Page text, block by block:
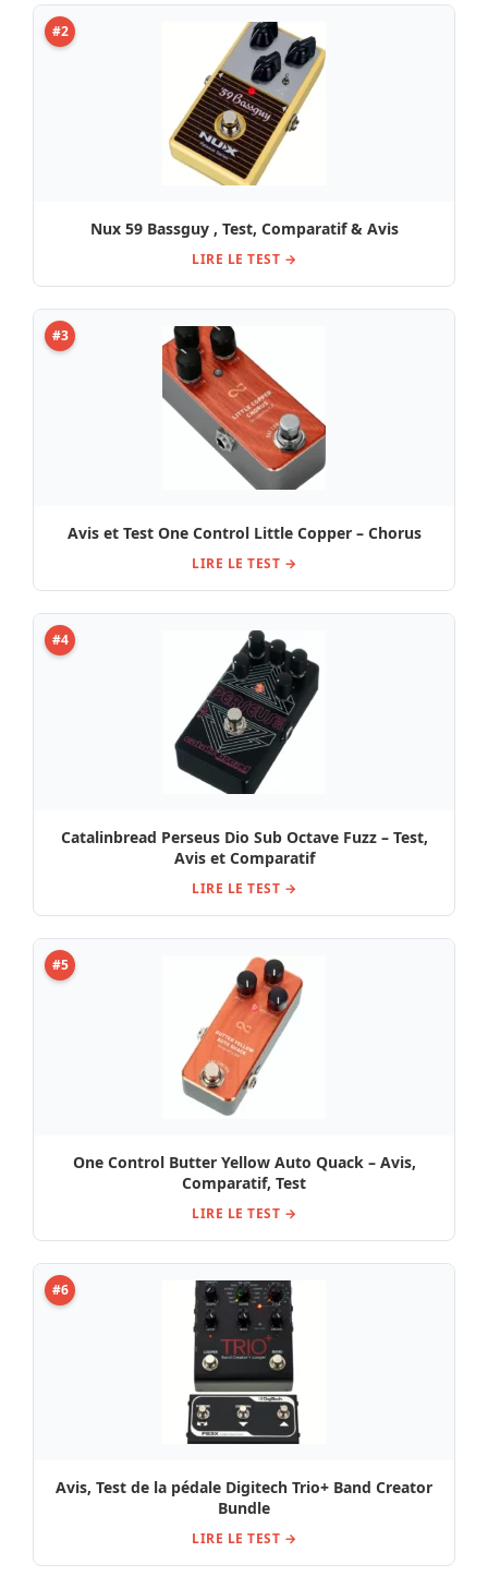
#2
Nux 59 Bassguy , Test, Comparatif & Avis
LIRE LE TEST →
#3
Avis et Test One Control Little Copper – Chorus
LIRE LE TEST →
#4
Catalinbread Perseus Dio Sub Octave Fuzz – Test,
Avis et Comparatif
LIRE LE TEST →
#5
One Control Butter Yellow Auto Quack – Avis,
Comparatif, Test
LIRE LE TEST →
#6
Avis, Test de la pédale Digitech Trio+ Band Creator
Bundle
LIRE LE TEST →